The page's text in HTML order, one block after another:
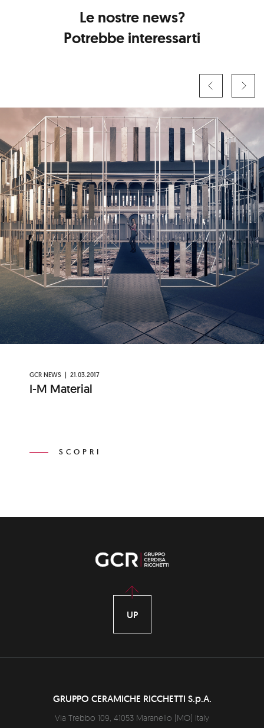
Le nostre news?
Potrebbe interessarti
GCR NEWS | 21.03.2017
I-M Material
SCOPRI
UP
GRUPPO CERAMICHE RICCHETTI S.p.A.
Via Trebbo 109, 41053 Maranello (MO) Italy